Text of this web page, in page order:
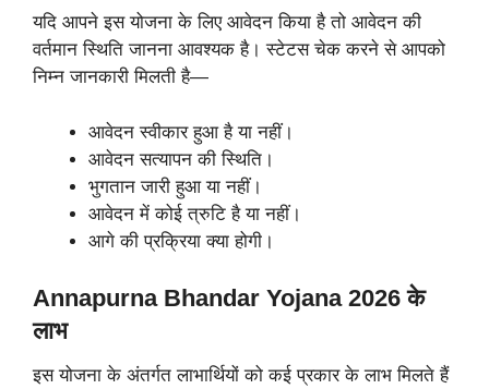
यदि आपने इस योजना के लिए आवेदन किया है तो आवेदन की
वर्तमान स्थिति जानना आवश्यक है। स्टेटस चेक करने से आपको
निम्न जानकारी मिलती है—
आवेदन स्वीकार हुआ है या नहीं।
आवेदन सत्यापन की स्थिति।
भुगतान जारी हुआ या नहीं।
आवेदन में कोई त्रुटि है या नहीं।
आगे की प्रक्रिया क्या होगी।
Annapurna Bhandar Yojana 2026 के
लाभ
इस योजना के अंतर्गत लाभार्थियों को कई प्रकार के लाभ मिलते हैं